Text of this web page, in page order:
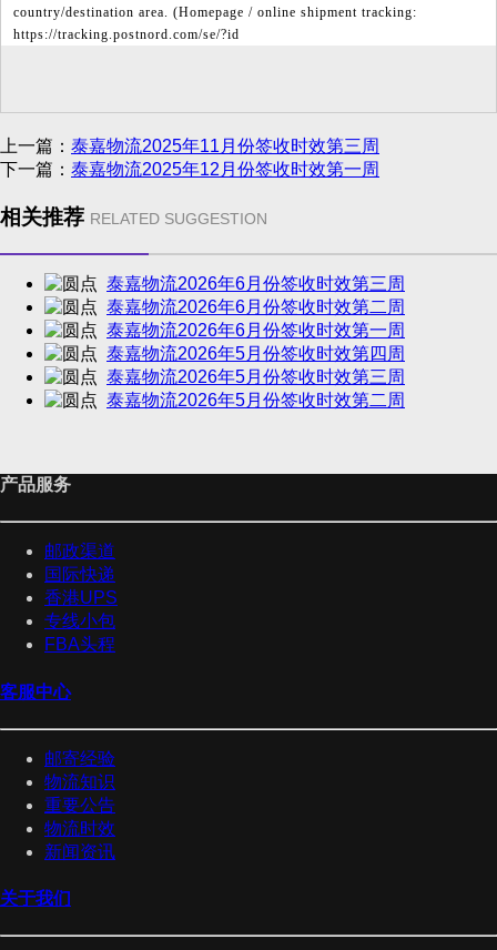
country/destination area. (Homepage / online shipment tracking:
https://tracking.postnord.com/se/?id
上一篇： 泰嘉物流2025年11月份签收时效第三周
下一篇： 泰嘉物流2025年12月份签收时效第一周
相关推荐 RELATED SUGGESTION
泰嘉物流2026年6月份签收时效第三周
泰嘉物流2026年6月份签收时效第二周
泰嘉物流2026年6月份签收时效第一周
泰嘉物流2026年5月份签收时效第四周
泰嘉物流2026年5月份签收时效第三周
泰嘉物流2026年5月份签收时效第二周
产品服务
邮政渠道
国际快递
香港UPS
专线小包
FBA头程
客服中心
邮寄经验
物流知识
重要公告
物流时效
新闻资讯
关于我们